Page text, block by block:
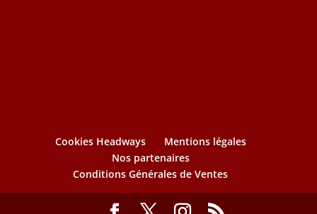
Cookies Headways
Mentions légales
Nos partenaires
Conditions Générales de Ventes